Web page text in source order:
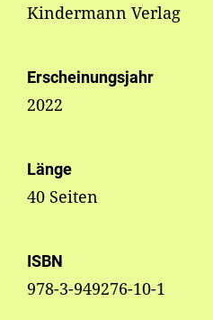
Kindermann Verlag
Erscheinungsjahr
2022
Länge
40 Seiten
ISBN
978-3-949276-10-1